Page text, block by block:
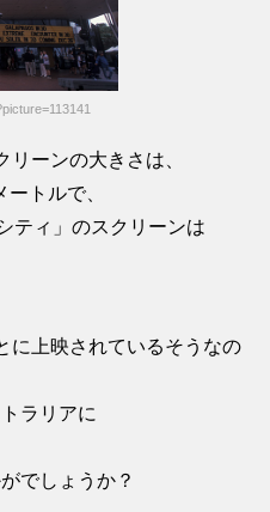
ーンの大きさは、
トルで、
ティ」のスクリーンは
に上映されているそうなの
ラリアに
でしょうか？